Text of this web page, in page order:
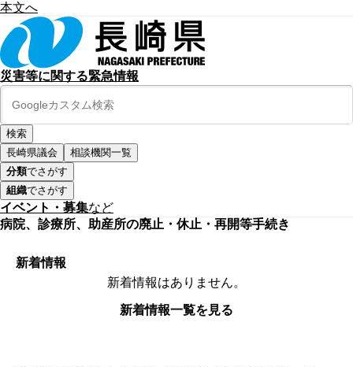
本文へ
災害等に関する緊急情報
長崎県議会
相談機関一覧
分類でさがす
組織でさがす
イベント・募集など
病院、診療所、助産所の廃止・休止・再開等手続き
新着情報
新着情報はありません。
新着情報一覧を見る